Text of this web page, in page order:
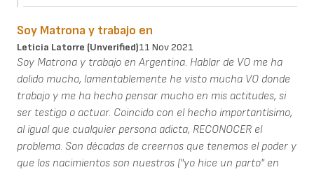
Soy Matrona y trabajo en
Leticia Latorre (unverified)11 Nov 2021
Soy Matrona y trabajo en Argentina. Hablar de VO me ha
dolido mucho, lamentablemente he visto mucha VO donde
trabajo y me ha hecho pensar mucho en mis actitudes, si
ser testigo o actuar. Coincido con el hecho importantísimo,
al igual que cualquier persona adicta, RECONOCER el
problema. Son décadas de creernos que tenemos el poder y
que los nacimientos son nuestros ("yo hice un parto" en